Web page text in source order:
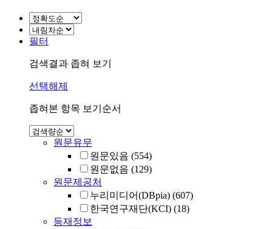
필터
검색결과 좁혀 보기
선택해제
좁혀본 항목 보기순서
원문유무
원문있음 (554)
원문없음 (129)
원문제공처
누리미디어(DBpia) (607)
한국연구재단(KCI) (18)
등재정보